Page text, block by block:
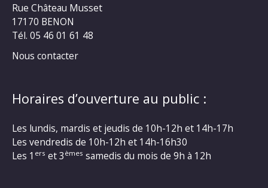
Rue Château Musset
17170 BENON
Tél. 05 46 01 61 48
Nous contacter
Horaires d’ouverture au public :
Les lundis, mardis et jeudis de 10h-12h et 14h-17h
Les vendredis de 10h-12h et 14h-16h30
Les 1 ers et 3 èmes samedis du mois de 9h à 12h